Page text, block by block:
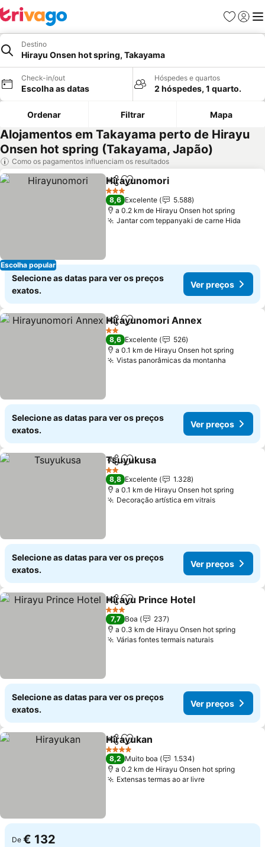
Favoritos
Iniciar
Destino
Hirayu Onsen hot spring, Takayama
Check-in/out
Escolha as datas
Hóspedes e quartos
2 hóspedes, 1 quarto.
Ordenar Filtrar Mapa
Alojamentos em Takayama perto de Hirayu
Onsen hot spring (Takayama, Japão)
Como os pagamentos influenciam os resultados
Escolha popular
PartilharAdicionar aos favoritos
Hirayunomori
3 Estrelas
8,6 Excelente
5.588
a 0.2 km de Hirayu Onsen hot spring
Jantar com teppanyaki de carne Hida
Selecione as datas para ver os preços
exatos.
Ver preços
PartilharAdicionar aos favoritos
Hirayunomori Annex
2 Estrelas
8,6 Excelente
526
a 0.1 km de Hirayu Onsen hot spring
Vistas panorâmicas da montanha
Selecione as datas para ver os preços
exatos.
Ver preços
PartilharAdicionar aos favoritos
Tsuyukusa
2 Estrelas
8,8 Excelente
1.328
a 0.1 km de Hirayu Onsen hot spring
Decoração artística em vitrais
Selecione as datas para ver os preços
exatos.
Ver preços
PartilharAdicionar aos favoritos
Hirayu Prince Hotel
3 Estrelas
7,7 Boa
237
a 0.3 km de Hirayu Onsen hot spring
Várias fontes termais naturais
Selecione as datas para ver os preços
exatos.
Ver preços
PartilharAdicionar aos favoritos
Hirayukan
4 Estrelas
8,2 Muito boa
1.534
a 0.2 km de Hirayu Onsen hot spring
Extensas termas ao ar livre
De € 132